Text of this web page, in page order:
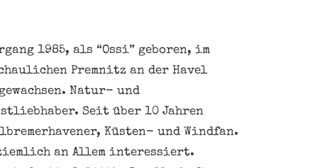
1985, als “Ossi” geboren, im
Premnitz an der Havel
Natur- und
Seit über 10 Jahren
Küsten- und Windfan.
an Allem interessiert.